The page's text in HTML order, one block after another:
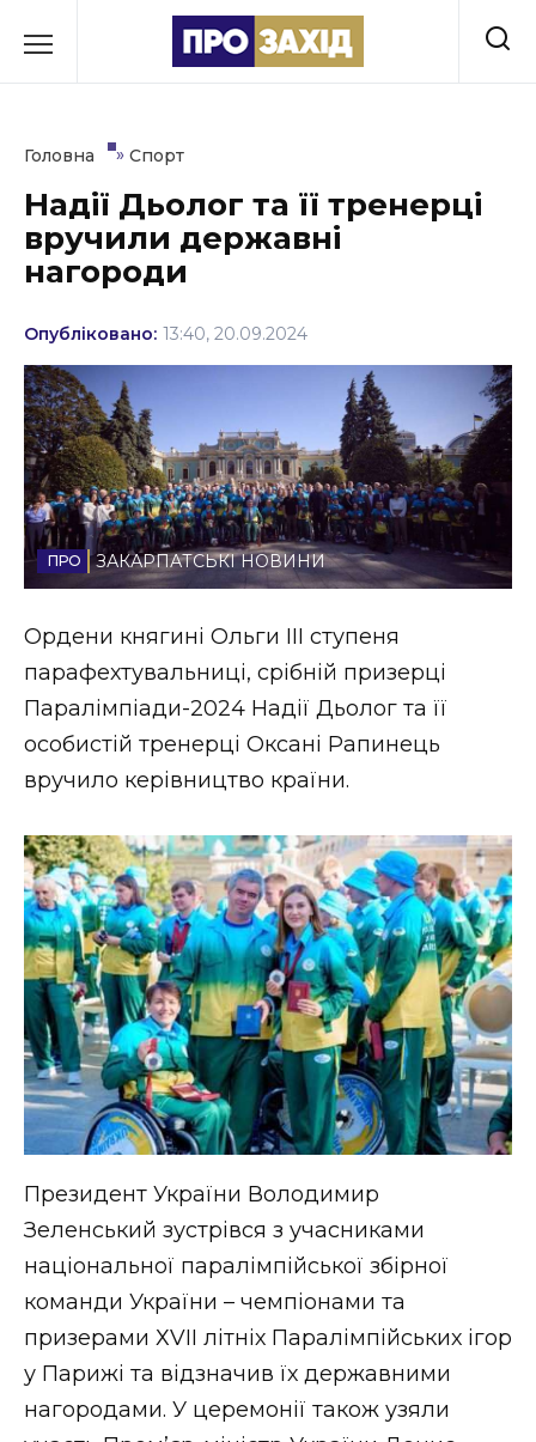
до
Культура
Освіта
Події
Політика
Соціум
Спорт
Стиль життя
Втрачений Ужгород (відеоверсія)
ЗАКАРПАТСЬКІ НОВИНИ
НОВИНИ ЗАХІДНОЇ УКРАЇНИ
ФОТО
ВІДЕО
Головна » Спорт
Надії Дьолог та її тренерці
вручили державні
нагороди
Опубліковано: 13:40, 20.09.2024
ЗАКАРПАТСЬКІ НОВИНИ
Ордени княгині Ольги ІІІ ступеня
парафехтувальниці, срібній призерці
Паралімпіади-2024 Надії Дьолог та її
особистій тренерці Оксані Рапинець
вручило керівництво країни.
Президент України Володимир
Зеленський зустрівся з учасниками
національної паралімпійської збірної
команди України – чемпіонами та
призерами ХVIІ літніх Паралімпійських ігор
у Парижі та відзначив їх державними
нагородами. У церемонії також узяли